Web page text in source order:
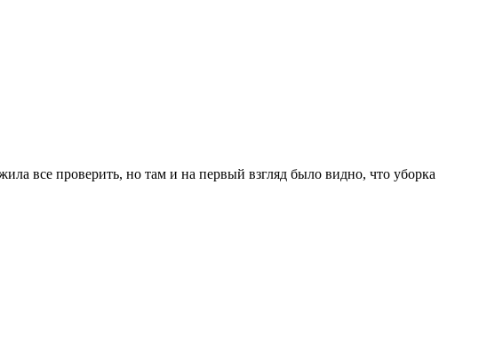
все проверить, но там и на первый взгляд было видно, что уборка